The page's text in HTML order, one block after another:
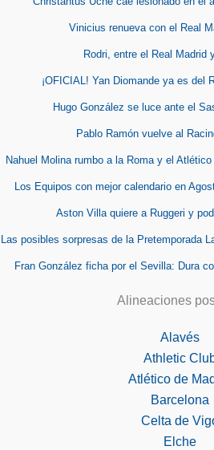
Vinicius renueva con el Real
Rodri, entre el Real Madrid
¡OFICIAL! Yan Diomande ya es del
Hugo González se luce ante el
Pablo Ramón vuelve al
Nahuel Molina rumbo a la Roma y el
Los Equipos con mejor calendario en
Aston Villa quiere a Ruggeri y
Las posibles sorpresas de la Pretemporada
Fran González ficha por el Sevilla: Dura
Alineaciones
Alavés
Athletic
Atlético de
Barcelona
Celta de
Elche